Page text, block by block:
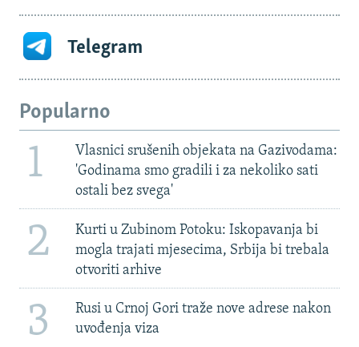
Telegram
Popularno
1
Vlasnici srušenih objekata na Gazivodama:
'Godinama smo gradili i za nekoliko sati
ostali bez svega'
2
Kurti u Zubinom Potoku: Iskopavanja bi
mogla trajati mjesecima, Srbija bi trebala
otvoriti arhive
3
Rusi u Crnoj Gori traže nove adrese nakon
uvođenja viza